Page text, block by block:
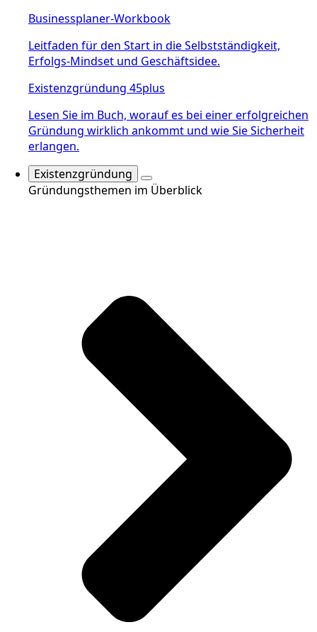
Businessplaner-Workbook
Leitfaden für den Start in die Selbstständigkeit,
Erfolgs-Mindset und Geschäftsidee.
Existenzgründung 45plus
Lesen Sie im Buch, worauf es bei einer erfolgreichen
Gründung wirklich ankommt und wie Sie Sicherheit
erlangen.
Existenzgründung
Gründungsthemen im Überblick